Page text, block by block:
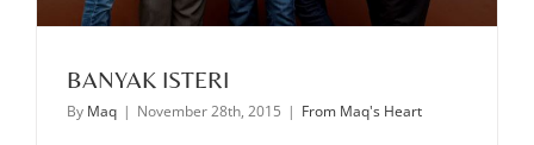
BANYAK ISTERI
By Maq | November 28th, 2015 | From Maq's Heart